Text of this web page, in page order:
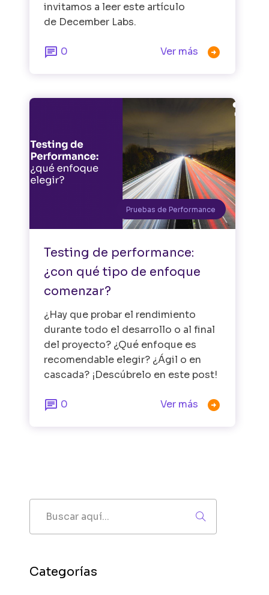
invitamos a leer este artículo
de December Labs.
 0 Ver más 
Pruebas de Performance
Testing de performance:
¿con qué tipo de enfoque
comenzar?
¿Hay que probar el rendimiento
durante todo el desarrollo o al final
del proyecto? ¿Qué enfoque es
recomendable elegir? ¿Ágil o en
cascada? ¡Descúbrelo en este post!
 0 Ver más 
Categorías